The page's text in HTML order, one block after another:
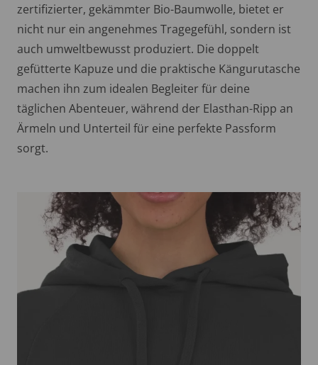
zertifizierter, gekämmter Bio-Baumwolle, bietet er
nicht nur ein angenehmes Tragegefühl, sondern ist
auch umweltbewusst produziert. Die doppelt
gefütterte Kapuze und die praktische Kängurutasche
machen ihn zum idealen Begleiter für deine
täglichen Abenteuer, während der Elasthan-Ripp an
Ärmeln und Unterteil für eine perfekte Passform
sorgt.